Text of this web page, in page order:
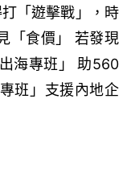
「遊擊戰」，時
「食價」 若發現
海專班」 助560
班」支援內地企